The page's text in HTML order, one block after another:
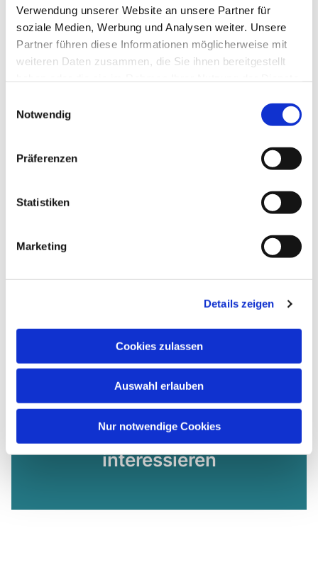
Verwendung unserer Website an unsere Partner für
soziale Medien, Werbung und Analysen weiter. Unsere
Partner führen diese Informationen möglicherweise mit
weiteren Daten zusammen, die Sie ihnen bereitgestellt
Notwendig
Präferenzen
Statistiken
Marketing
Details zeigen
Cookies zulassen
Auswahl erlauben
Nur notwendige Cookies
Eine Anmeldung ist nicht erforderlich
Letzter Termin 2025:
Dies könnte Sie auch
interessieren